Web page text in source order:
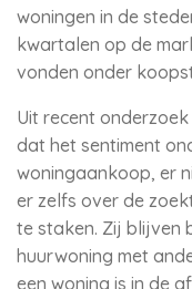
woningen in de
kwartalen op de
vonden onder
Uit recent
dat het sentiment
woningaankoop, er
er zelfs over de
te staken. Zij blijven
huurwoning met
een woning is in de